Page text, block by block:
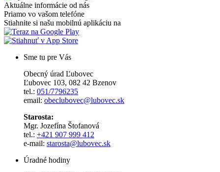
Aktuálne informácie od nás
Priamo vo vašom telefóne
Stiahnite si našu mobilnú aplikáciu na
Sme tu pre Vás
Obecný úrad Ľubovec
Ľubovec 103, 082 42 Bzenov
tel.: 051/7796235
email: obeclubovec@lubovec.sk
Starosta:
Mgr. Jozefína Štofanová
tel.: +421 907 999 412
e-mail: starosta@lubovec.sk
Úradné hodiny